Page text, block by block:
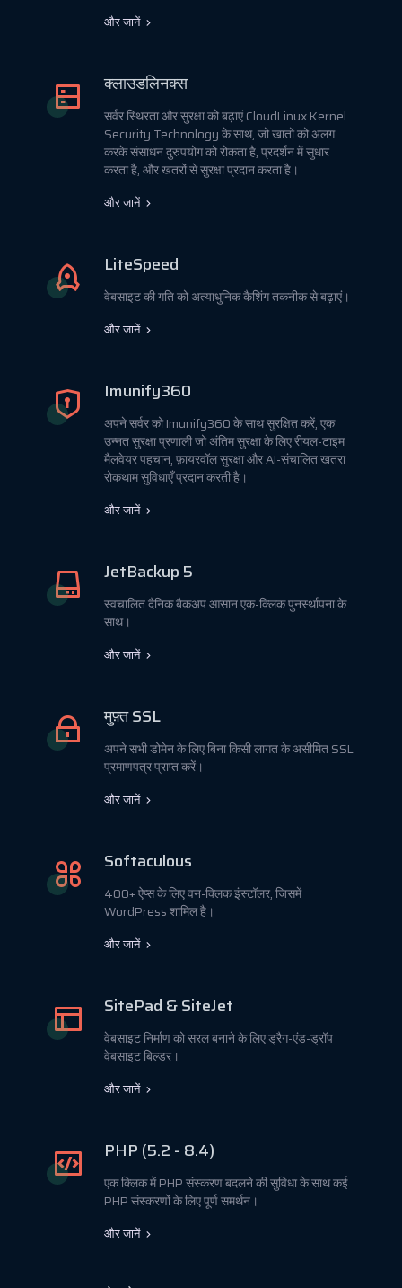
और जानें
क्लाउडलिनक्स
सर्वर स्थिरता और सुरक्षा को बढ़ाएं CloudLinux Kernel
Security Technology के साथ, जो खातों को अलग
करके संसाधन दुरुपयोग को रोकता है, प्रदर्शन में सुधार
करता है, और खतरों से सुरक्षा प्रदान करता है।
और जानें
LiteSpeed
वेबसाइट की गति को अत्याधुनिक कैशिंग तकनीक से बढ़ाएं।
और जानें
Imunify360
अपने सर्वर को Imunify360 के साथ सुरक्षित करें, एक
उन्नत सुरक्षा प्रणाली जो अंतिम सुरक्षा के लिए रीयल-टाइम
मैलवेयर पहचान, फ़ायरवॉल सुरक्षा और AI-संचालित खतरा
रोकथाम सुविधाएँ प्रदान करती है।
और जानें
JetBackup 5
स्वचालित दैनिक बैकअप आसान एक-क्लिक पुनर्स्थापना के
साथ।
और जानें
मुफ़्त SSL
अपने सभी डोमेन के लिए बिना किसी लागत के असीमित SSL
प्रमाणपत्र प्राप्त करें।
और जानें
Softaculous
400+ ऐप्स के लिए वन-क्लिक इंस्टॉलर, जिसमें
WordPress शामिल है।
और जानें
SitePad & SiteJet
वेबसाइट निर्माण को सरल बनाने के लिए ड्रैग-एंड-ड्रॉप
वेबसाइट बिल्डर।
और जानें
PHP (5.2 - 8.4)
एक क्लिक में PHP संस्करण बदलने की सुविधा के साथ कई
PHP संस्करणों के लिए पूर्ण समर्थन।
और जानें